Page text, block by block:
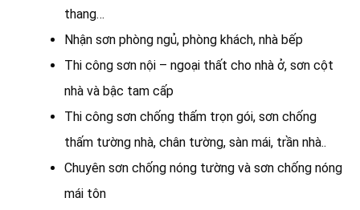
thang…
Nhận sơn phòng ngủ, phòng khách, nhà bếp
Thi công sơn nội – ngoại thất cho nhà ở, sơn cột
nhà và bậc tam cấp
Thi công sơn chống thấm trọn gói, sơn chống
thấm tường nhà, chân tường, sàn mái, trần nhà..
Chuyên sơn chống nóng tường và sơn chống nóng
mái tôn